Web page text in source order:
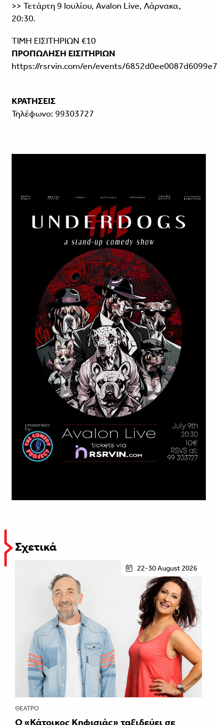
>> Τετάρτη 9 Ιουλίου, Avalon Live, Λάρνακα,
20:30.
ΤΙΜΗ ΕΙΣΙΤΗΡΙΩΝ €10
ΠΡΟΠΏΛΗΣΗ ΕΙΣΙΤΗΡΙΩΝ
https://rsrvin.com/en/events/
ΚΡΑΤΗΣΕΙΣ
Τηλέφωνο: 99303727
Σχετικά
22-30 August 2026
ΘΈΑΤΡΟ
Ο «Κάτοικος Κηφισιάς» ταξιδεύει σε